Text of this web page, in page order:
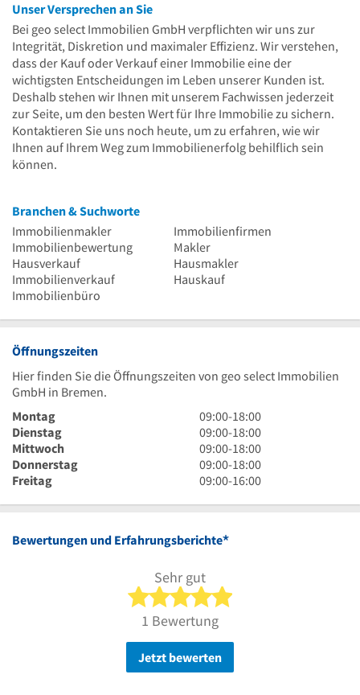
Unser Versprechen an Sie
Bei geo select Immobilien GmbH verpflichten wir uns zur
Integrität, Diskretion und maximaler Effizienz. Wir verstehen,
dass der Kauf oder Verkauf einer Immobilie eine der
wichtigsten Entscheidungen im Leben unserer Kunden ist.
Deshalb stehen wir Ihnen mit unserem Fachwissen jederzeit
zur Seite, um den besten Wert für Ihre Immobilie zu sichern.
Kontaktieren Sie uns noch heute, um zu erfahren, wie wir
Ihnen auf Ihrem Weg zum Immobilienerfolg behilflich sein
können.
Branchen & Suchworte
Immobilienmakler
Immobilienfirmen
Immobilienbewertung
Makler
Hausverkauf
Hausmakler
Immobilienverkauf
Hauskauf
Immobilienbüro
Öffnungszeiten
Hier finden Sie die Öffnungszeiten von geo select Immobilien
GmbH in Bremen.
Montag
9
Uhr
bis
18
Uhr
09:00-18:00
Dienstag
9
Uhr
bis
18
09:00-18:00
Mittwoch
9
Uhr
bis
09:00-18:00
Donnerstag
9
Uhr
09:00-18:00
Freitag
9
Uhr
09:00-16:00
Bewertungen und Erfahrungsberichte*
Sehr gut
5 von 5 Sternen
1 Bewertung
Jetzt bewerten